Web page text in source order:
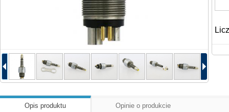
Opis produktu Opinie o produkcie